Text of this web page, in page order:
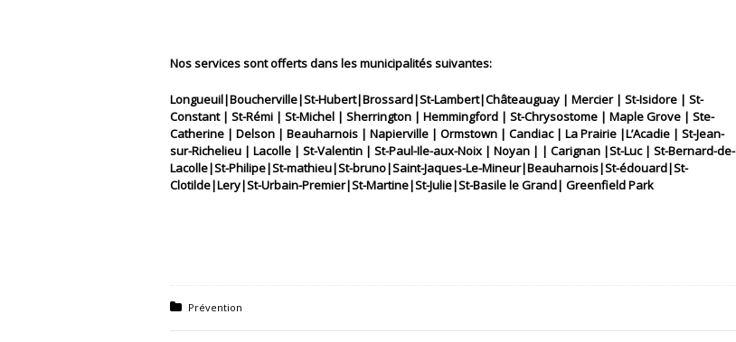
Nos services sont offerts dans les municipalités suivantes:
Longueuil|Boucherville|St-Hubert|Brossard|St-Lambert|Châteauguay | Mercier | St-Isidore | St-
Constant | St-Rémi | St-Michel | Sherrington | Hemmingford | St-Chrysostome | Maple Grove | Ste-
Catherine | Delson | Beauharnois | Napierville | Ormstown | Candiac | La Prairie |L’Acadie | St-Jean-
sur-Richelieu | Lacolle | St-Valentin | St-Paul-Ile-aux-Noix | Noyan | | Carignan |St-Luc | St-Bernard-de-
Lacolle|St-Philipe|St-mathieu|St-bruno|Saint-Jaques-Le-Mineur|Beauharnois|St-édouard|St-
Clotilde|Lery|St-Urbain-Premier|St-Martine|St-Julie|St-Basile le Grand| Greenfield Park
Posted in:
Prévention